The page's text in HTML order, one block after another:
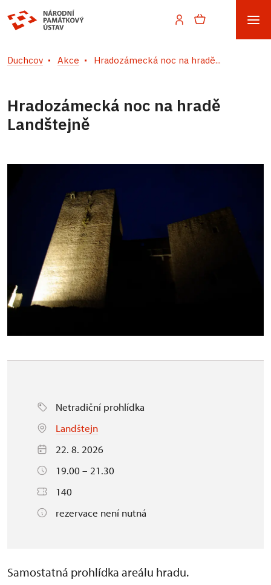
Duchcov Akce Hradozámecká noc na hradě...
Hradozámecká noc na hradě
Landštejně
Netradiční prohlídka
Landštejn
22. 8. 2026
19.00 – 21.30
140
rezervace není nutná
Samostatná prohlídka areálu hradu.